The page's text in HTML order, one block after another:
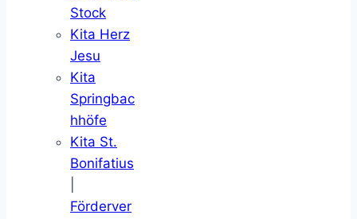
Stock
Kita Herz
Jesu
Kita
Springbac
hhöfe
Kita St.
Bonifatius
Förderver